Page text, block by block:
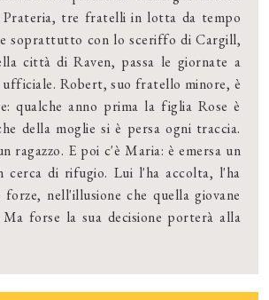
Prateria, tre fratelli in lotta da tempo
soprattutto con lo sceriffo di Cargill,
città di Raven, passa le giornate a
Robert, suo fratello minore, è
qualche anno prima la figlia Rose è
della moglie si è persa ogni traccia.
E poi c'è Maria: è emersa un
di rifugio. Lui l'ha accolta, l'ha
nell'illusione che quella giovane
forse la sua decisione porterà alla